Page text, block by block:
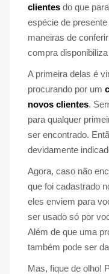
clientes do que
espécie de
maneiras de
compra
A primeira delas é
procurando por um
novos clientes.
para qualquer
ser encontrado.
devidamente
Agora, caso não
que foi cadastrado
eles enviem para
ser usado só por
Além de que uma
também pode ser
Mas, fique de olho!